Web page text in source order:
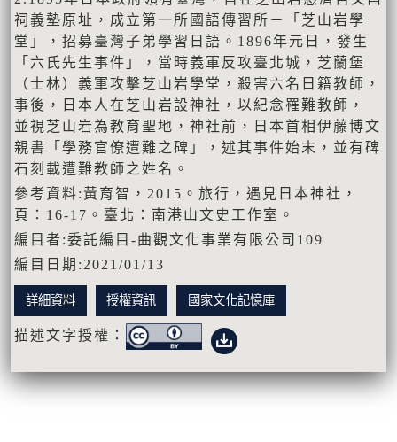
祠義墊原址，成立第一所國語傳習所－「芝山岩學
堂」，招募臺灣子弟學習日語。1896年元日，發生
「六氏先生事件」，當時義軍反攻臺北城，芝蘭堡
（士林）義軍攻擊芝山岩學堂，殺害六名日籍教師，
事後，日本人在芝山岩設神社，以紀念罹難教師，
並視芝山岩為教育聖地，神社前，日本首相伊藤博文
親書「學務官僚遭難之碑」，述其事件始末，並有碑
石刻載遭難教師之姓名。
參考資料:黃育智，2015。旅行，遇見日本神社，
頁：16-17。臺北：南港山文史工作室。
編目者:委託編目-曲觀文化事業有限公司109
編目日期:2021/01/13
詳細資料 授權資訊 國家文化記憶庫
描述文字授權：